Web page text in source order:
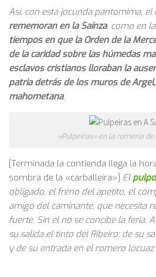
Así, con esta jocunda pantomima,
rememoran en la Saínza, como en
tiempos en que la Orden de la
de la caridad sobre las húmedas
esclavos cristianos lloraban la
patria detrás de los muros de
mahometana.
«Pulpeiras» en la romería de
[Terminada la contienda llega la
sombra de la «carballeira»] El pulpo
obligado, el freno del apetito, el
amigo del caminante, que necesita
fuerte. Sin él no se concibe la feria.
su salida el tinto del Ribeiro: de su
y de su entrada en el romero